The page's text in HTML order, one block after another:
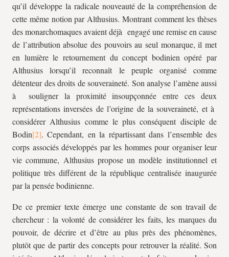
qu’il développe la radicale nouveauté de la compréhension de
cette même notion par Althusius. Montrant comment les thèses
des monarchomaques avaient déjà engagé une remise en cause
de l’attribution absolue des pouvoirs au seul monarque, il met
en lumière le retournement du concept bodinien opéré par
Althusius lorsqu’il reconnaît le peuple organisé comme
détenteur des droits de souveraineté. Son analyse l’amène aussi
à souligner la proximité insoupçonnée entre ces deux
représentations inversées de l’origine de la souveraineté, et à
considérer Althusius comme le plus conséquent disciple de
Bodin
. Cependant, en la répartissant dans l’ensemble des
corps associés développés par les hommes pour organiser leur
vie commune, Althusius propose un modèle institutionnel et
politique très différent de la république centralisée inaugurée
par la pensée bodinienne.
De ce premier texte émerge une constante de son travail de
chercheur : la volonté de considérer les faits, les marques du
pouvoir, de décrire et d’être au plus près des phénomènes,
plutôt que de partir des concepts pour retrouver la réalité. Son